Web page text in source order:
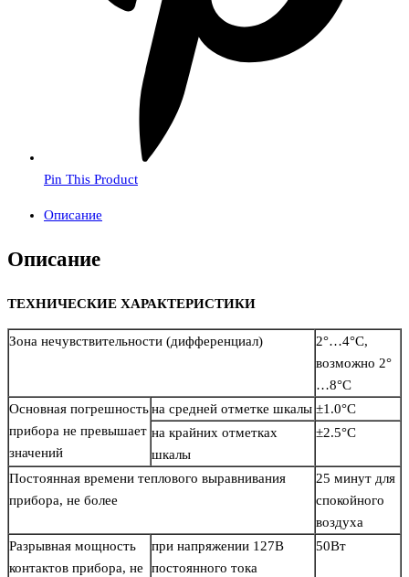
Pin This Product
Описание
Описание
ТЕХНИЧЕСКИЕ ХАРАКТЕРИСТИКИ
Зона нечувствительности (дифференциал)
2°…4°С,
возможно 2°
…8°С
Основная погрешность
прибора не превышает
значений
на средней отметке шкалы ±1.0°С
на крайних отметках
шкалы
±2.5°С
Постоянная времени теплового выравнивания
прибора, не более
25 минут для
спокойного
воздуха
Разрывная мощность
контактов прибора, не
при напряжении 127В
постоянного тока
50Вт